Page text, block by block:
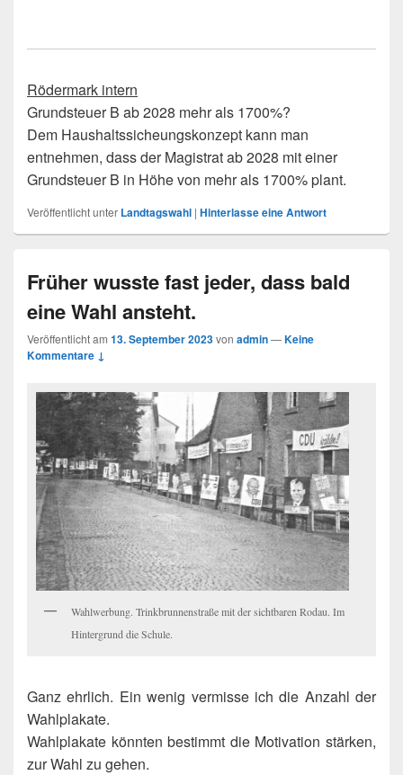
Rödermark intern
Grundsteuer B ab 2028 mehr als 1700%?
Dem Haushaltssicheungskonzept kann man
entnehmen, dass der Magistrat ab 2028 mit einer
Grundsteuer B in Höhe von mehr als 1700% plant.
Veröffentlicht unter Landtagswahl | Hinterlasse eine Antwort
Früher wusste fast jeder, dass bald
eine Wahl ansteht.
Veröffentlicht am 13. September 2023von admin—Keine
Kommentare ↓
Wahlwerbung. Trinkbrunnenstraße mit der sichtbaren Rodau. Im
Hintergrund die Schule.
Ganz ehrlich. Ein wenig vermisse ich die Anzahl der
Wahlplakate.
Wahlplakate könnten bestimmt die Motivation stärken,
zur Wahl zu gehen.